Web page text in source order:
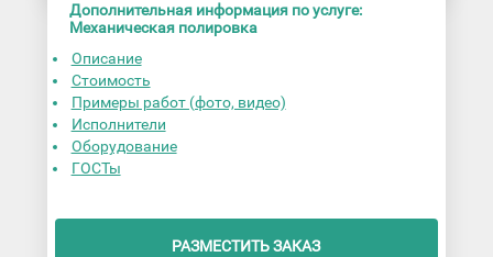
Дополнительная информация по услуге:
Механическая полировка
Описание
Стоимость
Примеры работ (фото, видео)
Исполнители
Оборудование
ГОСТы
РАЗМЕСТИТЬ ЗАКАЗ